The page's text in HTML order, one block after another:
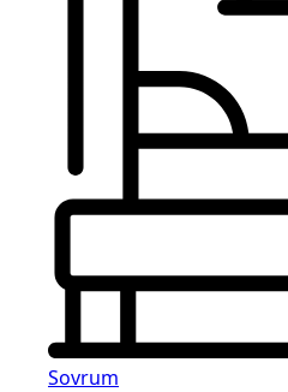
Sovrum